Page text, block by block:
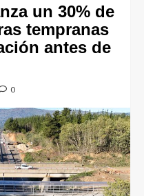
un 30% de
tempranas
antes de
0